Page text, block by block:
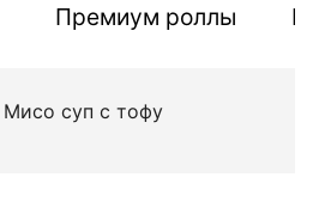
Премиум роллы
Мисо суп с тофу